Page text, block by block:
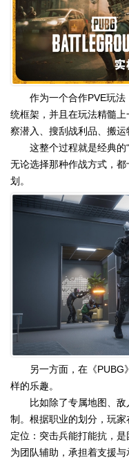
作为一个合作PVE玩
统框架，并且在玩法精髓
察潜入、搜刮战利品、搬运
这整个过程就是经典的
无论选择那种作战方式，
划。
另一方面，在《PUBG
样的乐趣。
比如除了专属地图、
制。根据职业的划分，玩
定位：突击兵能打能抗，
为团队辅助，承担着支援